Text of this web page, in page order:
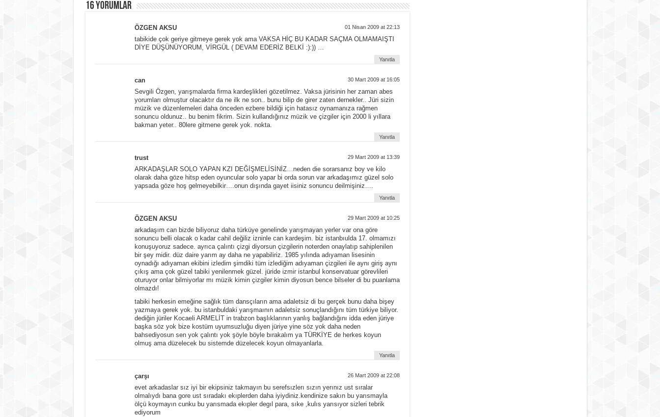
16 yorumlar
ÖZGEN AKSU 01 Nisan 2009 at 22:13
tabikide çok geriye gitmeye gerek yok ama VAKSA HİÇ BU KADAR SAÇMA OLMAMAIŞTI
DİYE DÜŞÜNÜYORUM, VİRGÜL ( DEVAM EDERİZ BELKİ :):)) …
Yanıtla
can 30 Mart 2009 at 16:05
Sevgili Özgen, yarışmalarda firma kardeşlikleri gözetilmez. Vaksa jürisinin her zaman abes
yorumları olmuştur olacaktır da ne ilk ne son.. bunu bilip de girer zaten dernekler.. Jüri sizin
müzik ve düzenlemeleri daha önceden ezbere bildiği için hatasız oynamanıza rağmen
sonuncu oldunuz.. bu benim fikrim. Sizin kullandığınız müzik ve çizgiler için 2000 li yıllara
bakman yeter.. 80lere gitmene gerek yok. nokta.
Yanıtla
trust 29 Mart 2009 at 13:39
ARKADAŞLAR SOLO YAPAN KZI DEĞİŞMELİSİNİZ…neden die sorarsanız boy ve kilo
olarak daha göze hitsp eden oyuncular solo yapar bi orda sorun var arkadaşımız güzel solo
yapsada göze hoş gelmeyebilkir….onun dışında gayet iisiniz sonuncu deilmişiniz….
Yanıtla
ÖZGEN AKSU 29 Mart 2009 at 10:25
arkadaşım can bizde biliyoruz daha türküye genelinde yarışmayan yerler var ona göre
sonuncu belli olacak o kadar cahil değiliz izninle can kardeşim. biz istanbıulda 17. olmamızı
konuşuyoruz sadece. ayrıca çalıntı çizgi diyorsun çizgilerin noterden onaylatıp sahiplenilen
bir şey midir. düz daire yarım ay daha ne yapabiliriz. 1985 yılında adıyaman lisesinin
oynadığı adıyaman ekibini izledim şimdiki tüm izlediğim adıyaman çizgileri ile aynı giriş aynı
çıkış ama çok güzel tabiki yenilenmek güzel. jüride izmir istanbul konservatuar görevlileri
oturuyor onlar bilmiyorlar mı müzik kimin çizgiler kimin diyosun bence bilseler di bu puanlama
olmazdı!
tabiki herkesin emeğine sağlık tüm dansçıların ama adaletsiz di bu gerçek bunu daha bişey
yazmaya gerek yok. bu istanbuldaki yarışmaının adaletsiz sonuçlandığını tüm türkiye biliyor.
dediğin jüriler Kocaeli ARMELİT in trabzon başlıklarının yanlış bağlandığını idda eden jüriye
başka söz yok bize kostüm uyumsuzluğu diyen jüriye yine söz yok daha neden
bahsediyosun sen yok çalıntı yok şöyle böyle bırakalım ya TÜRKİYE de herkes koyun
olmuş ama düzelecek bu sistemde düzelecek koyun olmayanlarla.
Yanıtla
çarşı 26 Mart 2009 at 22:08
evet arkadaslar sız iyi bir ekipsiniz takmayın bu serefsızlerı sızın yerınız ust sıralar
olmalıydı bana gore ust sıradakı ekıplerden daha iyiydiniz.kendinize sakın bu yarısmayla
ölçü koymayın cunku bu yarısmada ekıpler degıl para, sıke ,kulıs yarısıyor sizleri tebrik
ediyorum